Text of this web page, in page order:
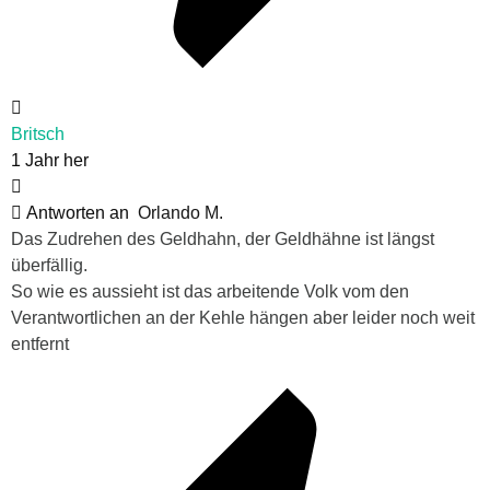
Britsch
1 Jahr her
Antworten an Orlando M.
Das Zudrehen des Geldhahn, der Geldhähne ist längst
überfällig.
So wie es aussieht ist das arbeitende Volk vom den
Verantwortlichen an der Kehle hängen aber leider noch weit
entfernt